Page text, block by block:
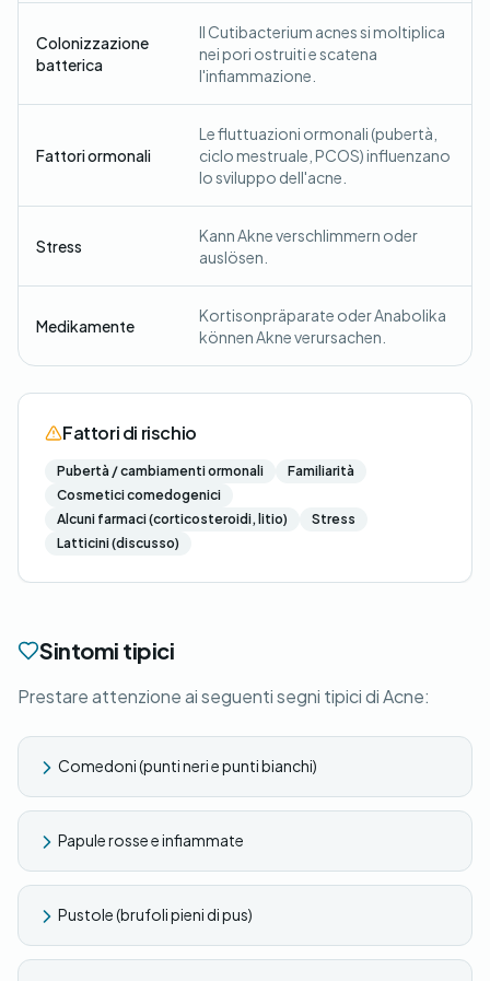
Colonizzazione
batterica
Il Cutibacterium acnes si moltiplica
nei pori ostruiti e scatena
l'infiammazione.
Fattori ormonali
Le fluttuazioni ormonali (pubertà,
ciclo mestruale, PCOS) influenzano
lo sviluppo dell'acne.
Stress
Kann Akne verschlimmern oder
auslösen.
Medikamente
Kortisonpräparate oder Anabolika
können Akne verursachen.
Fattori di rischio
Pubertà / cambiamenti ormonali
Familiarità
Cosmetici comedogenici
Alcuni farmaci (corticosteroidi, litio)
Stress
Latticini (discusso)
Sintomi tipici
Prestare attenzione ai seguenti segni tipici di Acne:
Comedoni (punti neri e punti bianchi)
Papule rosse e infiammate
Pustole (brufoli pieni di pus)